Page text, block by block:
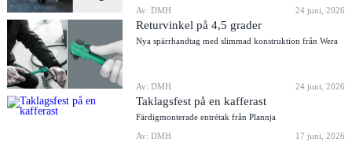
Av: DMH 24 juni, 2026
Returvinkel på 4,5 grader
Nya spärrhandtag med slimmad konstruktion från Wera
Av: DMH 24 juni, 2026
Taklagsfest på en kafferast
Färdigmonterade entrétak från Plannja
Av: DMH
17 juni, 2026